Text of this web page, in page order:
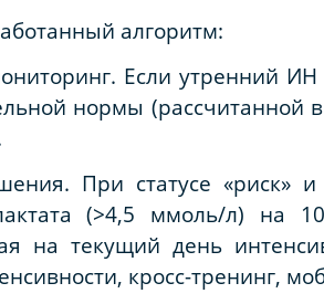
алгоритм:
Если утренний
нормы (рассчитанной
При статусе «риск»
(>4,5 ммоль/л) на
на текущий день
кросс-тренинг,